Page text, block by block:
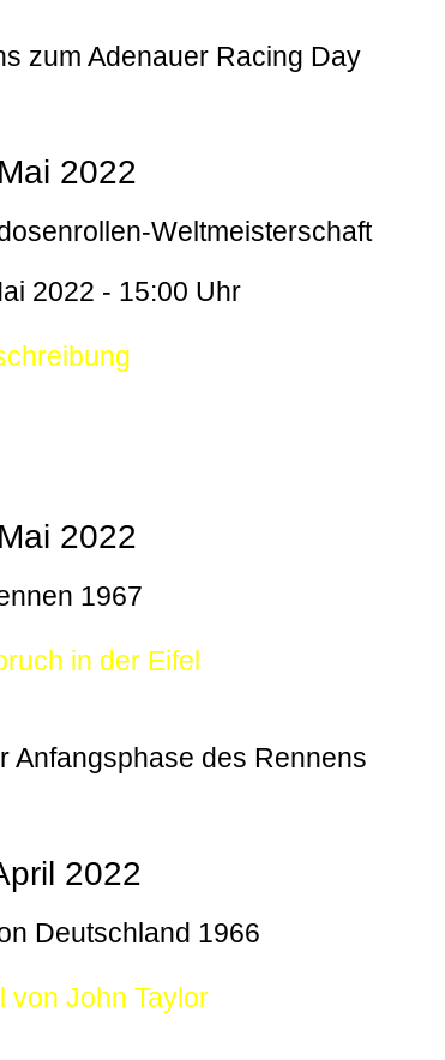
zum Adenauer Racing Day
2022
Weltmeisterschaft
2022 - 15:00 Uhr
2022
1967
in der Eifel
Anfangsphase des Rennens
2022
Deutschland 1966
von John Taylor